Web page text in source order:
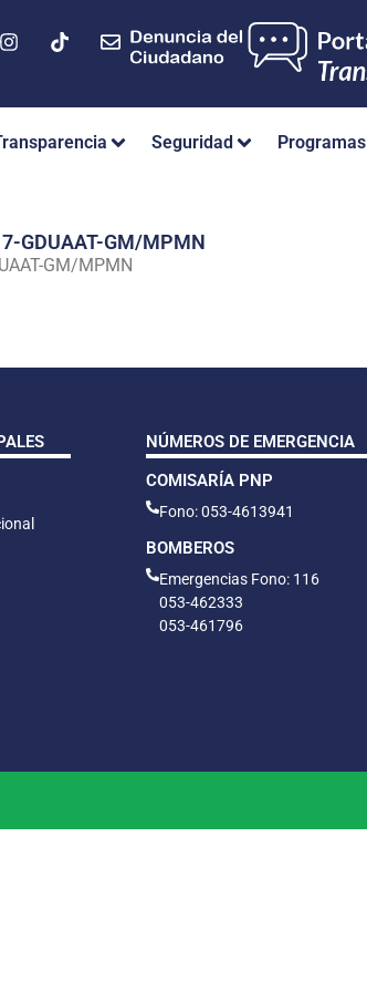
Seguridad Programas
GDUAAT-GM/MPMN
GM/MPMN
NÚMEROS DE EMERGENCIA
COMISARÍA PNP
Fono: 053-4613941
BOMBEROS
Emergencias Fono: 116
053-462333
053-461796